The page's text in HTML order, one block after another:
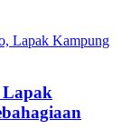
Lapak